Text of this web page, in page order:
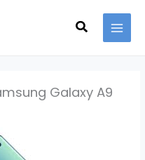
Search
Galaxy A9